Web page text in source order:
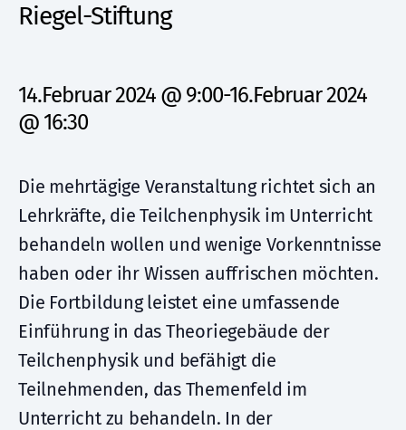
Riegel-Stiftung
14.Februar 2024 @ 9:00-16.Februar 2024
@ 16:30
Die mehrtägige Veranstaltung richtet sich an
Lehrkräfte, die Teilchenphysik im Unterricht
behandeln wollen und wenige Vorkenntnisse
haben oder ihr Wissen auffrischen möchten.
Die Fortbildung leistet eine umfassende
Einführung in das Theoriegebäude der
Teilchenphysik und befähigt die
Teilnehmenden, das Themenfeld im
Unterricht zu behandeln. In der